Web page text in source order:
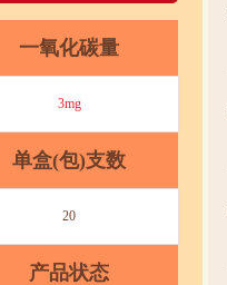
一氧化碳量
3mg
单盒(包)支数
20
产品状态